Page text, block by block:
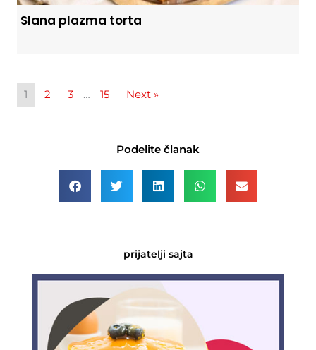
Slana plazma torta
1 2 3 … 15 Next »
Podelite članak
prijatelji sajta